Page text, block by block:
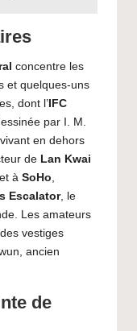
concentre les
et quelques-uns
dont l’ IFC
par I. M.
en dehors
de Lan Kwai
à SoHo,
Escalator, le
Les amateurs
vestiges
ancien
de